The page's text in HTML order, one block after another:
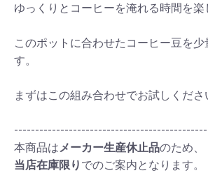
ゆっくりとコーヒーを淹れる時間を楽
このポットに合わせたコーヒー豆を少
す。
まずはこの組み合わせでお試しくださ
本商品は メーカー生産休止品のため、
当店在庫限り でのご案内となります。